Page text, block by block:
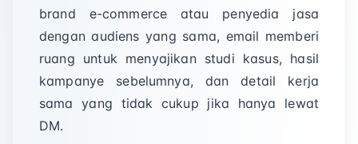
brand e-commerce atau penyedia jasa
dengan audiens yang sama, email memberi
ruang untuk menyajikan studi kasus, hasil
kampanye sebelumnya, dan detail kerja
sama yang tidak cukup jika hanya lewat
DM.